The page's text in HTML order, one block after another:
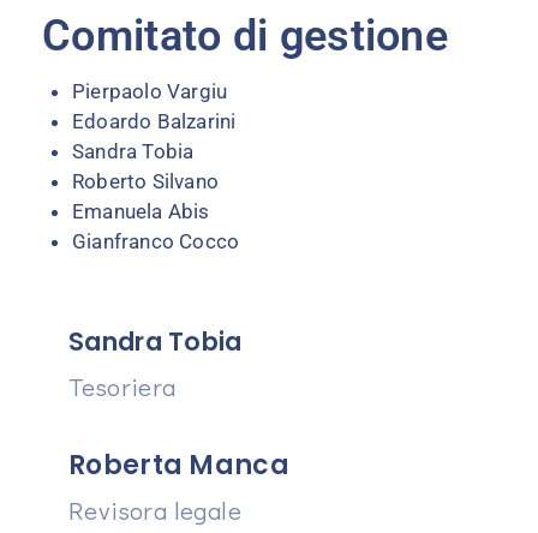
Comitato di gestione
Pierpaolo Vargiu
Edoardo Balzarini
Sandra Tobia
Roberto Silvano
Emanuela Abis
Gianfranco Cocco
Sandra Tobia
Tesoriera
Roberta Manca
Revisora legale